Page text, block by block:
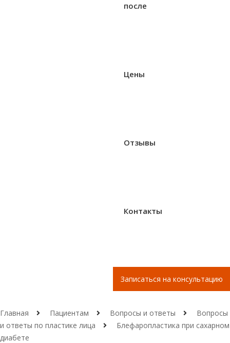
после
Цены
Отзывы
Контакты
Записаться на консультацию
Главная Пациентам Вопросы и ответы
Вопросы
и ответы по пластике лица
Блефаропластика при сахарном
диабете